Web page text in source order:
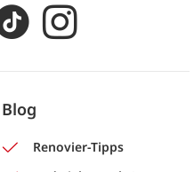
Renovier-Tipps